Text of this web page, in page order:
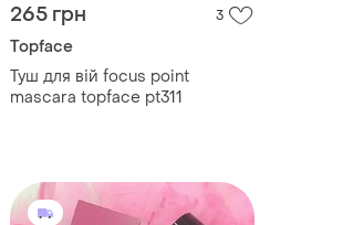
265 грн 3
Topface
Туш для вій focus point
mascara topface pt311